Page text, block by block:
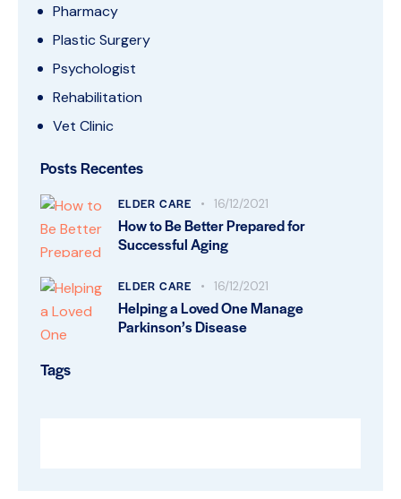
Pharmacy
Plastic Surgery
Psychologist
Rehabilitation
Vet Clinic
Posts Recentes
ELDER CARE 16/12/2021
How to Be Better Prepared for
Successful Aging
ELDER CARE 16/12/2021
Helping a Loved One Manage
Parkinson’s Disease
Tags